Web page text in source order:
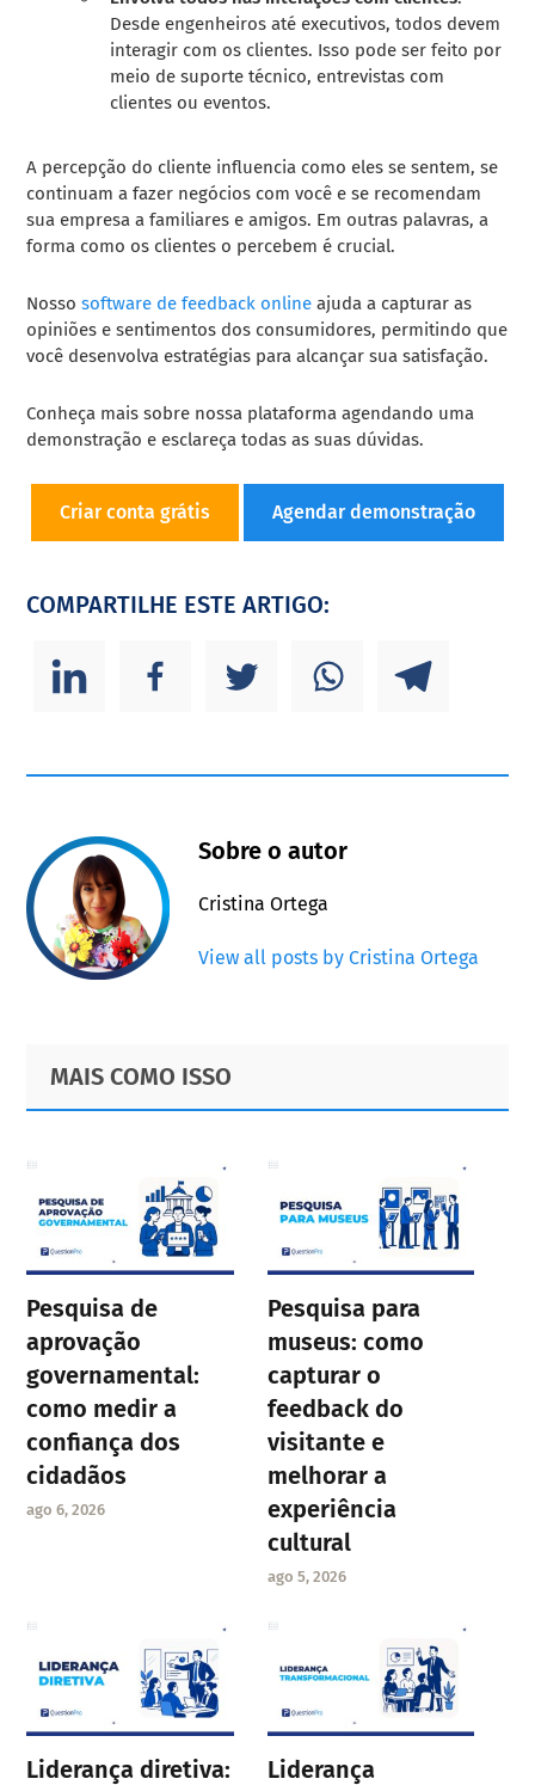
Desde engenheiros até executivos, todos devem
interagir com os clientes. Isso pode ser feito por
meio de suporte técnico, entrevistas com
clientes ou eventos.
A percepção do cliente influencia como eles se sentem, se
continuam a fazer negócios com você e se recomendam
sua empresa a familiares e amigos. Em outras palavras, a
forma como os clientes o percebem é crucial.
Nossosoftware de feedback online ajuda a capturar as
opiniões e sentimentos dos consumidores, permitindo que
você desenvolva estratégias para alcançar sua satisfação.
Conheça mais sobre nossa plataforma agendando uma
demonstração e esclareça todas as suas dúvidas.
Criar conta grátis Agendar demonstração
COMPARTILHE ESTE ARTIGO:
Sobre o autor
Cristina Ortega
View all posts by Cristina Ortega
Primary
Sidebar
Footer
MAIS COMO ISSO
Pesquisa de
aprovação
governamental:
como medir a
confiança dos
cidadãos
ago 6, 2026
Pesquisa para
museus: como
capturar o
feedback do
visitante e
melhorar a
experiência
cultural
ago 5, 2026
Liderança diretiva:
Liderança